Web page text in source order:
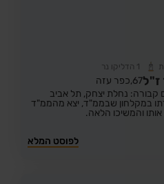
1 הדליקו נר
ז"ל67, כפר עזה
קבורה: נחלת יצחק, תל אביב
במקלחון שבממ"ד, יצא מהממ"ד
והמשיכו הלאה.
לפוסט המלא